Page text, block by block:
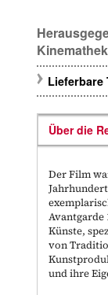
Kinemathek
Lieferbare
Über die
Der Film
Avantgarde
Künste,
von
und ihre